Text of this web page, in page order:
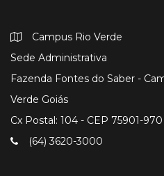
Campus Rio Verde
Sede Administrativa
Fazenda Fontes do Saber -
Verde Goiás
Cx Postal: 104 - CEP 75901-970
(64) 3620-3000